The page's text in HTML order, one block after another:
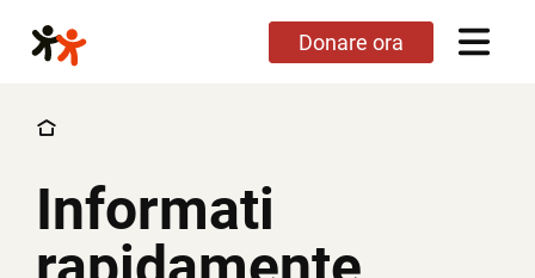
Donare ora
Arrivo e informazioni
Informati